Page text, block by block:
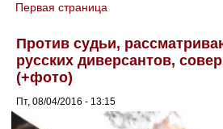
You are here
Первая страница
Против судьи,
русских диверсантов,
(+фото)
Пт, 08/04/2016 - 13:15